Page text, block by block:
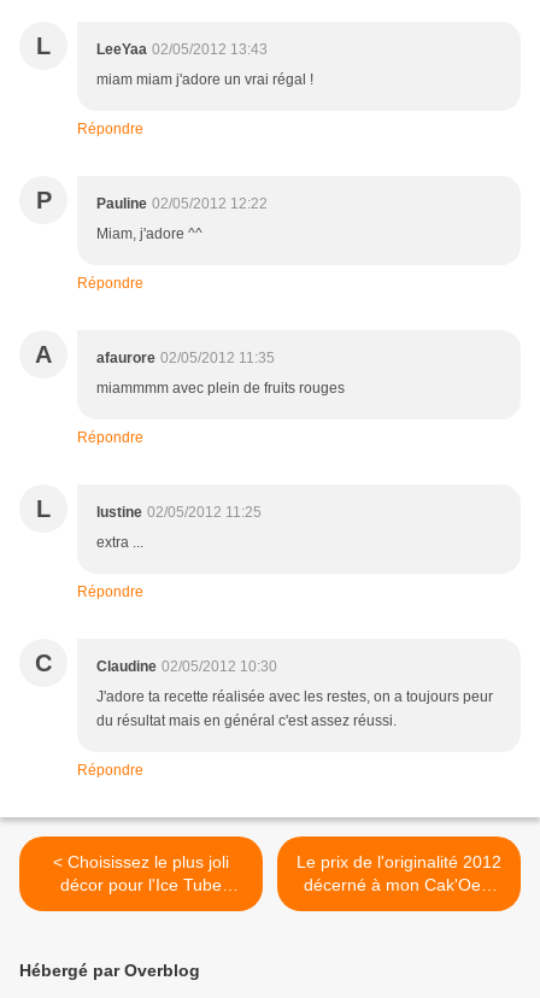
L LeeYaa 02/05/2012 13:43
miam miam j'adore un vrai régal !
Répondre
P Pauline 02/05/2012 12:22
Miam, j'adore ^^
Répondre
A afaurore 02/05/2012 11:35
miammmm avec plein de fruits rouges
Répondre
L lustine 02/05/2012 11:25
extra ...
Répondre
C Claudine 02/05/2012 10:30
J'adore ta recette réalisée avec les restes, on a toujours peur
du résultat mais en général c'est assez réussi.
Répondre
< Choisissez le plus joli
décor pour l'Ice Tube
Champagnes des
Le prix de l'originalité 2012
décerné à mon Cak'Oeuf
au roquefort & aux noix ! >
Hébergé par Overblog